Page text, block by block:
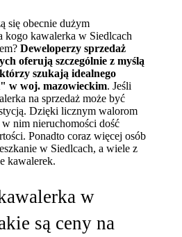
się obecnie dużym
kogo kawalerka w Siedlcach
Deweloperzy sprzedaż
oferują szczególnie z myślą
szukają idealnego
w woj. mazowieckim. Jeśli
na sprzedaż może być
Dzięki licznym walorom
nim nieruchomości dość
Ponadto coraz więcej osób
w Siedlcach, a wiele z
kawalerek.
w
są ceny na